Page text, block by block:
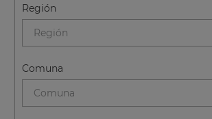
Región
Región
Comuna
Comuna